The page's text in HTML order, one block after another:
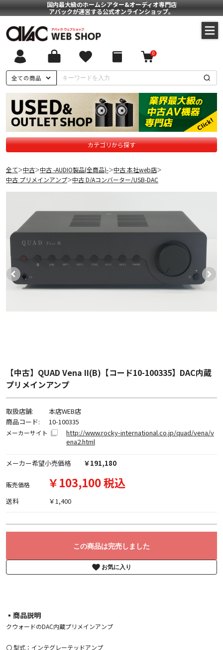
国内最大級のホームシアター&オーディオ専門店
アバックが運営する公式オンラインショップ。
全ての商品
0
カテゴリから探す
全て＞中古＞中古 -AUDIO製品(全商品)-＞中古 本社web店＞
中古 プリメインアンプ＞中古 D/Aコンバーター/USB-DAC
【中古】QUAD Vena II(B)【コード10-100335】DAC内蔵
プリメインアンプ
取扱店舗:
本店WEB店
商品コード:
10-100335
メーカーサイト
http://www.rocky-international.co.jp/quad/vena/v
ena2.html
メーカー希望小売価格 ￥191,180
販売価格 ￥103,100 税込
送料 ￥1,400
この商品は完売しました
お気に入り
▪︎商品説明
クウォードのDAC内蔵プリメインアンプ
〇 型式：インテグレーテッドアンプ